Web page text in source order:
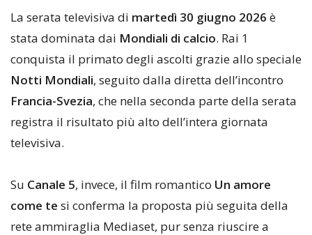
La serata televisiva di martedì 30 giugno 2026 è
stata dominata dai Mondiali di calcio. Rai 1
conquista il primato degli ascolti grazie allo speciale
Notti Mondiali, seguito dalla diretta dell’incontro
Francia-Svezia, che nella seconda parte della serata
registra il risultato più alto dell’intera giornata
televisiva.
Su Canale 5, invece, il film romantico Un amore
come te si conferma la proposta più seguita della
rete ammiraglia Mediaset, pur senza riuscire a